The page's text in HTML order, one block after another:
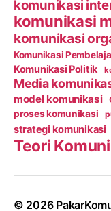
komunikasi
komunikasi
komunikasi
Komunikasi
Komunikasi Politik
Media
model komunikasi
proses komunikasi
strategi komunikasi
Teori
© 2026